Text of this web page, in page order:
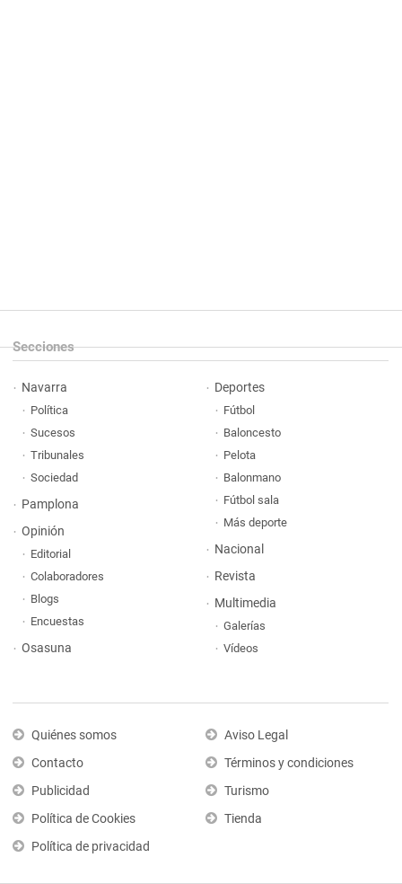
Secciones
Navarra
Política
Sucesos
Tribunales
Sociedad
Pamplona
Opinión
Editorial
Colaboradores
Blogs
Encuestas
Osasuna
Deportes
Fútbol
Baloncesto
Pelota
Balonmano
Fútbol sala
Más deporte
Nacional
Revista
Multimedia
Galerías
Vídeos
Quiénes somos
Contacto
Publicidad
Política de Cookies
Política de privacidad
Aviso Legal
Términos y condiciones
Turismo
Tienda